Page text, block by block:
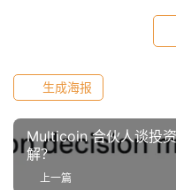
生成海报
Multicoin 合伙人谈投
解？
上一篇